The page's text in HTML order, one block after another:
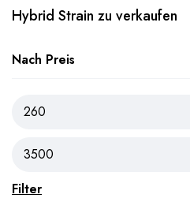
Hybrid Strain zu verkaufen
Nach Preis
Filter